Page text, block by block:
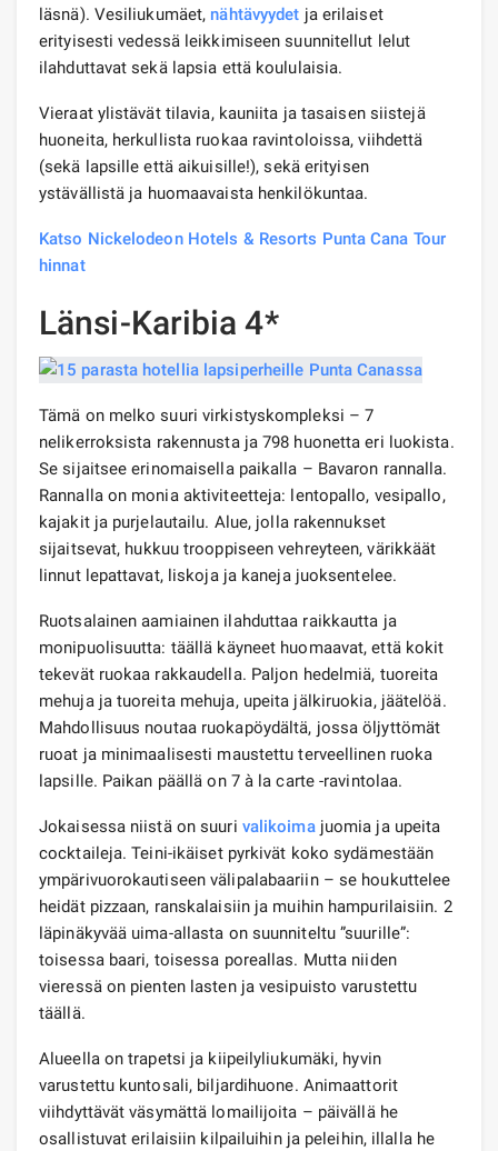
läsnä). Vesiliukumäet, nähtävyydet ja erilaiset
erityisesti vedessä leikkimiseen suunnitellut lelut
ilahduttavat sekä lapsia että koululaisia.
Vieraat ylistävät tilavia, kauniita ja tasaisen siistejä
huoneita, herkullista ruokaa ravintoloissa, viihdettä
(sekä lapsille että aikuisille!), sekä erityisen
ystävällistä ja huomaavaista henkilökuntaa.
Katso Nickelodeon Hotels & Resorts Punta Cana Tour
hinnat
Länsi-Karibia 4*
Tämä on melko suuri virkistyskompleksi – 7
nelikerroksista rakennusta ja 798 huonetta eri luokista.
Se sijaitsee erinomaisella paikalla – Bavaron rannalla.
Rannalla on monia aktiviteetteja: lentopallo, vesipallo,
kajakit ja purjelautailu. Alue, jolla rakennukset
sijaitsevat, hukkuu trooppiseen vehreyteen, värikkäät
linnut lepattavat, liskoja ja kaneja juoksentelee.
Ruotsalainen aamiainen ilahduttaa raikkautta ja
monipuolisuutta: täällä käyneet huomaavat, että kokit
tekevät ruokaa rakkaudella. Paljon hedelmiä, tuoreita
mehuja ja tuoreita mehuja, upeita jälkiruokia, jäätelöä.
Mahdollisuus noutaa ruokapöydältä, jossa öljyttömät
ruoat ja minimaalisesti maustettu terveellinen ruoka
lapsille. Paikan päällä on 7 à la carte -ravintolaa.
Jokaisessa niistä on suuri valikoimajuomia ja upeita
cocktaileja. Teini-ikäiset pyrkivät koko sydämestään
ympärivuorokautiseen välipalabaariin – se houkuttelee
heidät pizzaan, ranskalaisiin ja muihin hampurilaisiin. 2
läpinäkyvää uima-allasta on suunniteltu ”suurille”:
toisessa baari, toisessa poreallas. Mutta niiden
vieressä on pienten lasten ja vesipuisto varustettu
täällä.
Alueella on trapetsi ja kiipeilyliukumäki, hyvin
varustettu kuntosali, biljardihuone. Animaattorit
viihdyttävät väsymättä lomailijoita – päivällä he
osallistuvat erilaisiin kilpailuihin ja peleihin, illalla he